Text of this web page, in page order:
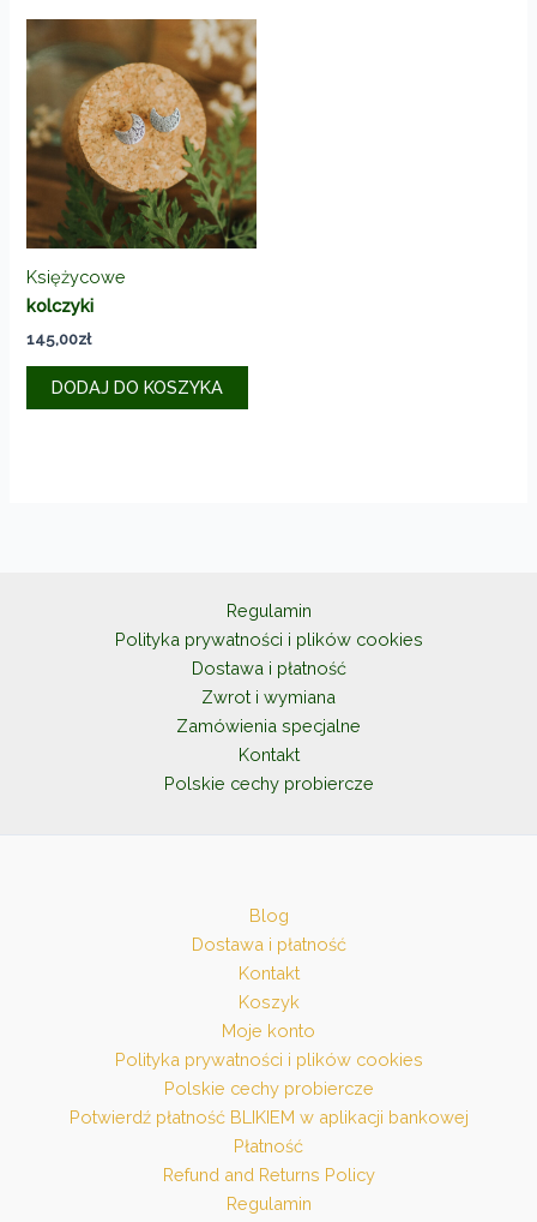
Księżycowe
kolczyki
145,00zł
DODAJ DO KOSZYKA
Regulamin
Polityka prywatności i plików cookies
Dostawa i płatność
Zwrot i wymiana
Zamówienia specjalne
Kontakt
Polskie cechy probiercze
Blog
Dostawa i płatność
Kontakt
Koszyk
Moje konto
Polityka prywatności i plików cookies
Polskie cechy probiercze
Potwierdź płatność BLIKIEM w aplikacji bankowej
Płatność
Refund and Returns Policy
Regulamin